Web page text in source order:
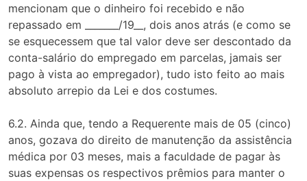
mencionam que o dinheiro foi recebido e não
repassado em _______/19__, dois anos atrás (e como se
se esquecessem que tal valor deve ser descontado da
conta-salário do empregado em parcelas, jamais ser
pago à vista ao empregador), tudo isto feito ao mais
absoluto arrepio da Lei e dos costumes.
6.2. Ainda que, tendo a Requerente mais de 05 (cinco)
anos, gozava do direito de manutenção da assistência
médica por 03 meses, mais a faculdade de pagar às
suas expensas os respectivos prêmios para manter o